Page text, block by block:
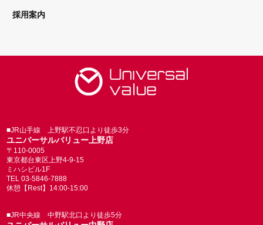
採用案内
■JR山手線 上野駅不忍口より徒歩3分
ユニバーサルバリュー上野店
〒110-0005
東京都台東区上野4-9-15
ミハシビル1F
TEL 03-5846-7888
休憩【Rest】14:00-15:00
■JR中央線 中野駅北口より徒歩5分